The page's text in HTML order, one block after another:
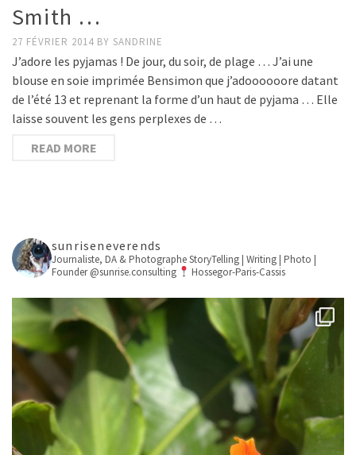
Smith …
27 FÉVRIER 2014 BY SANDRINE
J’adore les pyjamas ! De jour, du soir, de plage … J’ai une
blouse en soie imprimée Bensimon que j’adoooooore datant
de l’été 13 et reprenant la forme d’un haut de pyjama … Elle
laisse souvent les gens perplexes de …
READ MORE
sunriseneverends
Journaliste, DA & PhotographeStoryTelling | Writing | Photo |
Founder @sunrise.consulting
Hossegor-Paris-Cassis